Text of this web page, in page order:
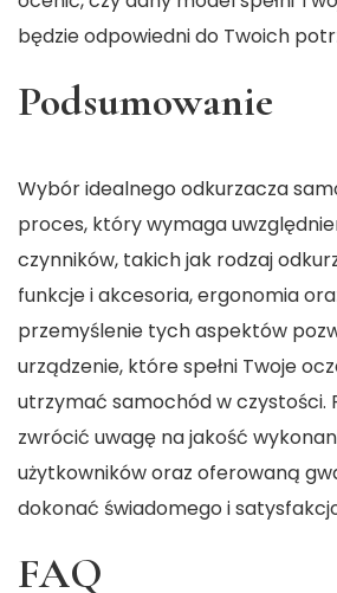
będzie odpowiedni do Twoich
Podsumowanie
Wybór idealnego odkurzacza
proces, który wymaga
czynników, takich jak rodzaj
funkcje i akcesoria, ergonomia
przemyślenie tych aspektów
urządzenie, które spełni Twoje
utrzymać samochód w czystości.
zwrócić uwagę na jakość
użytkowników oraz oferowaną
dokonać świadomego i
FAQ